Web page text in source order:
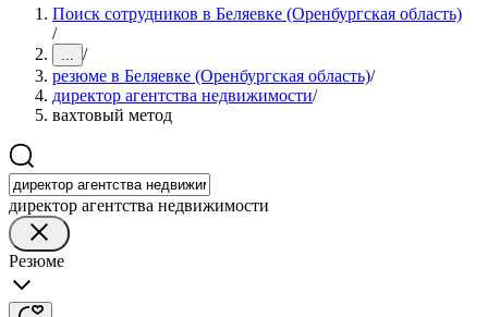
Поиск сотрудников в Беляевке (Оренбургская область)
/
... /
резюме в Беляевке (Оренбургская область)/
директор агентства недвижимости/
вахтовый метод
директор агентства недвижимости
Резюме